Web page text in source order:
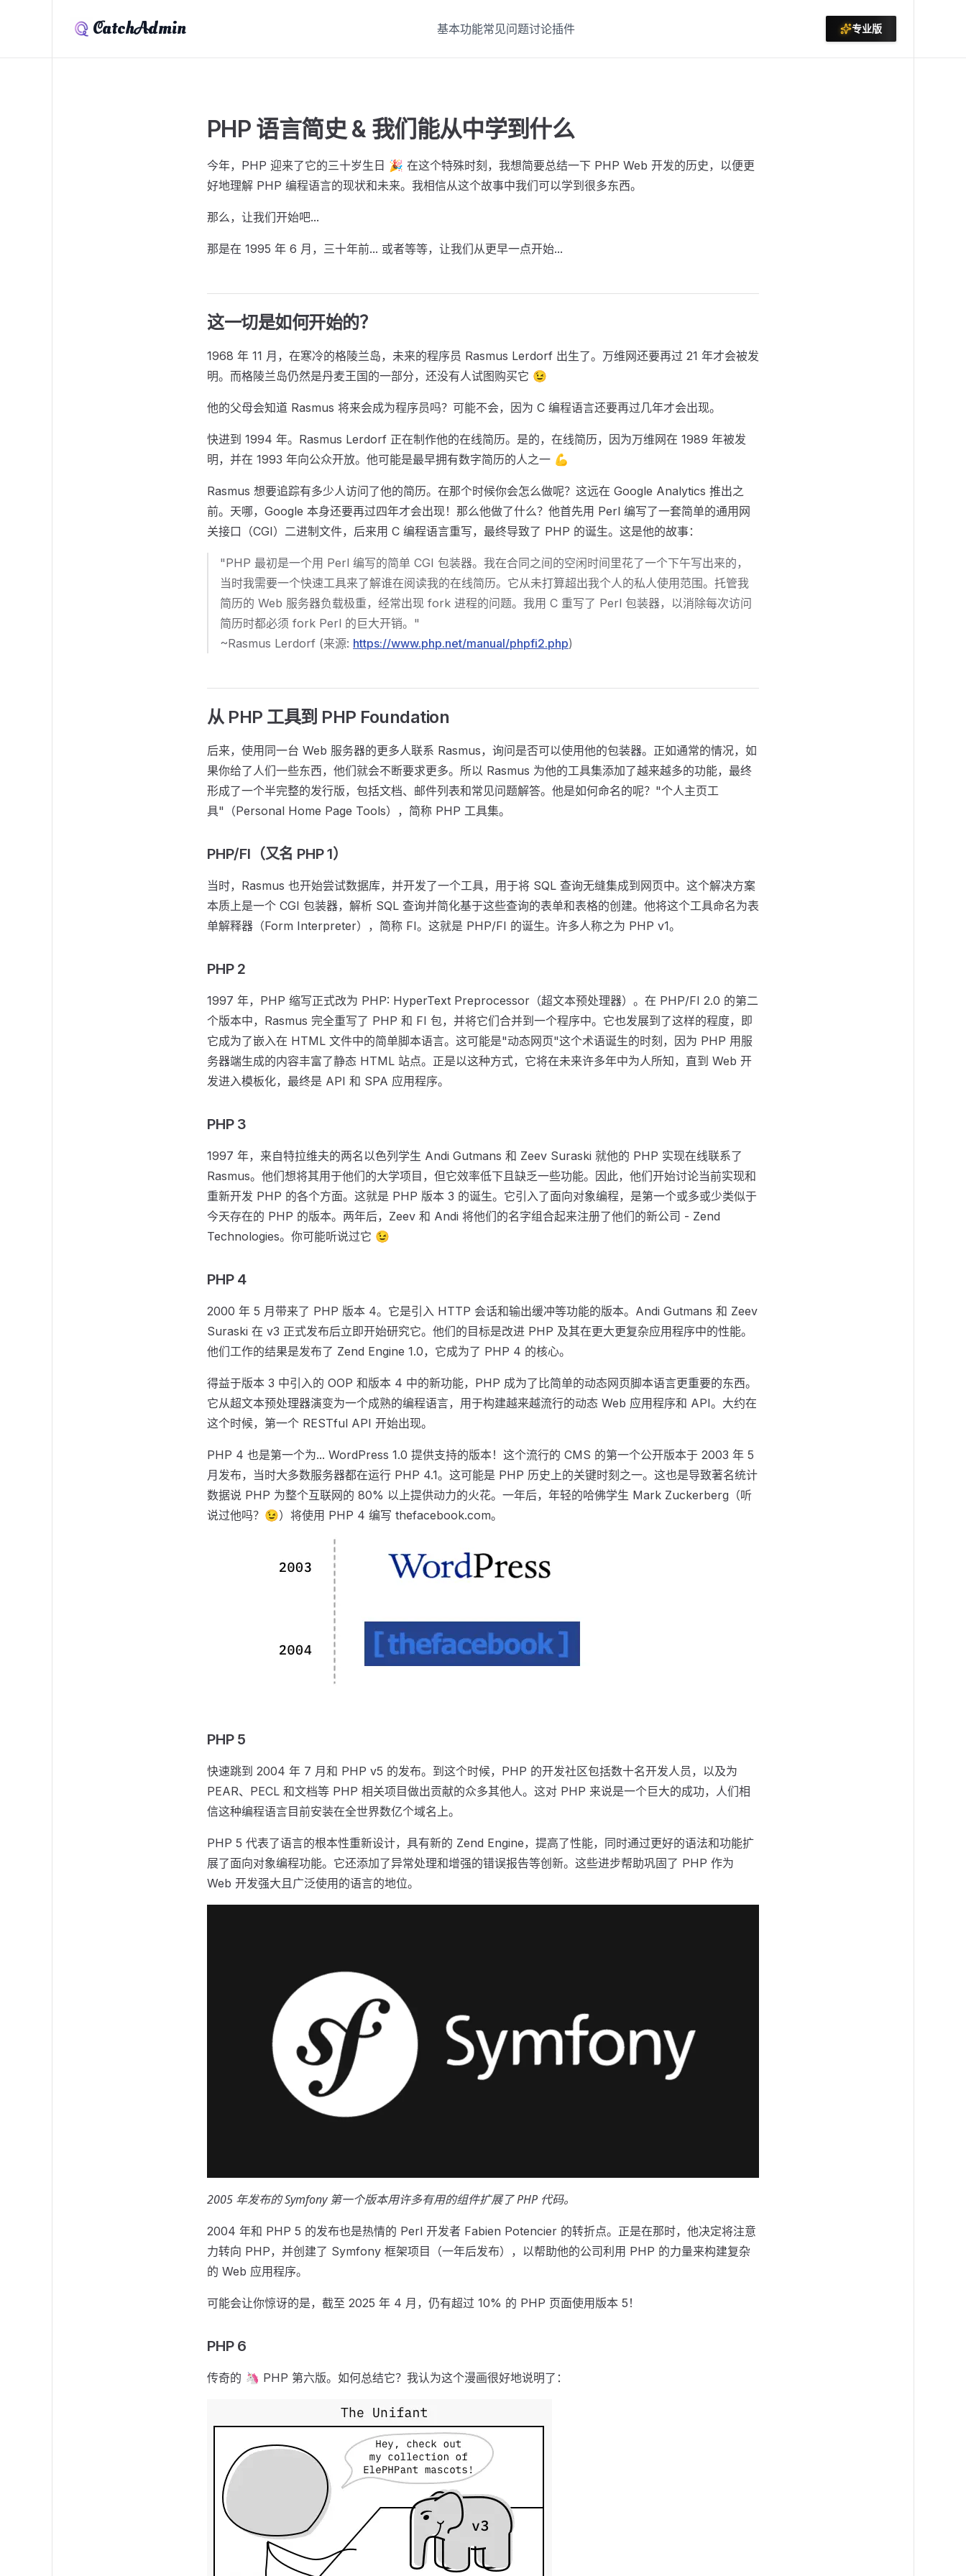
CatchAdmin 基本功能常见问题讨论插件 专业版
PHP 语言简史 & 我们能从中学到什么
今年，PHP 迎来了它的三十岁生日 🎉 在这个特殊时刻，我想简要总结一下 PHP Web 开发的历史，以便更
好地理解 PHP 编程语言的现状和未来。我相信从这个故事中我们可以学到很多东西。
那么，让我们开始吧...
那是在 1995 年 6 月，三十年前... 或者等等，让我们从更早一点开始...
这一切是如何开始的？
1968 年 11 月，在寒冷的格陵兰岛，未来的程序员 Rasmus Lerdorf 出生了。万维网还要再过 21 年才会被发
明。而格陵兰岛仍然是丹麦王国的一部分，还没有人试图购买它 😉
他的父母会知道 Rasmus 将来会成为程序员吗？可能不会，因为 C 编程语言还要再过几年才会出现。
快进到 1994 年。Rasmus Lerdorf 正在制作他的在线简历。是的，在线简历，因为万维网在 1989 年被发
明，并在 1993 年向公众开放。他可能是最早拥有数字简历的人之一 💪
Rasmus 想要追踪有多少人访问了他的简历。在那个时候你会怎么做呢？这远在 Google Analytics 推出之
前。天哪，Google 本身还要再过四年才会出现！那么他做了什么？他首先用 Perl 编写了一套简单的通用网
关接口（CGI）二进制文件，后来用 C 编程语言重写，最终导致了 PHP 的诞生。这是他的故事：
"PHP 最初是一个用 Perl 编写的简单 CGI 包装器。我在合同之间的空闲时间里花了一个下午写出来的，
当时我需要一个快速工具来了解谁在阅读我的在线简历。它从未打算超出我个人的私人使用范围。托管我
简历的 Web 服务器负载极重，经常出现 fork 进程的问题。我用 C 重写了 Perl 包装器，以消除每次访问
简历时都必须 fork Perl 的巨大开销。"
~Rasmus Lerdorf (来源: https://www.php.net/manual/phpfi2.php)
从 PHP 工具到 PHP Foundation
后来，使用同一台 Web 服务器的更多人联系 Rasmus，询问是否可以使用他的包装器。正如通常的情况，如
果你给了人们一些东西，他们就会不断要求更多。所以 Rasmus 为他的工具集添加了越来越多的功能，最终
形成了一个半完整的发行版，包括文档、邮件列表和常见问题解答。他是如何命名的呢？"个人主页工
具"（Personal Home Page Tools），简称 PHP 工具集。
PHP/FI（又名 PHP 1）
当时，Rasmus 也开始尝试数据库，并开发了一个工具，用于将 SQL 查询无缝集成到网页中。这个解决方案
本质上是一个 CGI 包装器，解析 SQL 查询并简化基于这些查询的表单和表格的创建。他将这个工具命名为表
单解释器（Form Interpreter），简称 FI。这就是 PHP/FI 的诞生。许多人称之为 PHP v1。
PHP 2
1997 年，PHP 缩写正式改为 PHP: HyperText Preprocessor（超文本预处理器）。在 PHP/FI 2.0 的第二
个版本中，Rasmus 完全重写了 PHP 和 FI 包，并将它们合并到一个程序中。它也发展到了这样的程度，即
它成为了嵌入在 HTML 文件中的简单脚本语言。这可能是"动态网页"这个术语诞生的时刻，因为 PHP 用服
务器端生成的内容丰富了静态 HTML 站点。正是以这种方式，它将在未来许多年中为人所知，直到 Web 开
发进入模板化，最终是 API 和 SPA 应用程序。
PHP 3
1997 年，来自特拉维夫的两名以色列学生 Andi Gutmans 和 Zeev Suraski 就他的 PHP 实现在线联系了
Rasmus。他们想将其用于他们的大学项目，但它效率低下且缺乏一些功能。因此，他们开始讨论当前实现和
重新开发 PHP 的各个方面。这就是 PHP 版本 3 的诞生。它引入了面向对象编程，是第一个或多或少类似于
今天存在的 PHP 的版本。两年后，Zeev 和 Andi 将他们的名字组合起来注册了他们的新公司 - Zend
Technologies。你可能听说过它 😉
PHP 4
2000 年 5 月带来了 PHP 版本 4。它是引入 HTTP 会话和输出缓冲等功能的版本。Andi Gutmans 和 Zeev
Suraski 在 v3 正式发布后立即开始研究它。他们的目标是改进 PHP 及其在更大更复杂应用程序中的性能。
他们工作的结果是发布了 Zend Engine 1.0，它成为了 PHP 4 的核心。
得益于版本 3 中引入的 OOP 和版本 4 中的新功能，PHP 成为了比简单的动态网页脚本语言更重要的东西。
它从超文本预处理器演变为一个成熟的编程语言，用于构建越来越流行的动态 Web 应用程序和 API。大约在
这个时候，第一个 RESTful API 开始出现。
PHP 4 也是第一个为... WordPress 1.0 提供支持的版本！这个流行的 CMS 的第一个公开版本于 2003 年 5
月发布，当时大多数服务器都在运行 PHP 4.1。这可能是 PHP 历史上的关键时刻之一。这也是导致著名统计
数据说 PHP 为整个互联网的 80% 以上提供动力的火花。一年后，年轻的哈佛学生 Mark Zuckerberg（听
说过他吗？😉）将使用 PHP 4 编写 thefacebook.com。
PHP 5
快速跳到 2004 年 7 月和 PHP v5 的发布。到这个时候，PHP 的开发社区包括数十名开发人员，以及为
PEAR、PECL 和文档等 PHP 相关项目做出贡献的众多其他人。这对 PHP 来说是一个巨大的成功，人们相
信这种编程语言目前安装在全世界数亿个域名上。
PHP 5 代表了语言的根本性重新设计，具有新的 Zend Engine，提高了性能，同时通过更好的语法和功能扩
展了面向对象编程功能。它还添加了异常处理和增强的错误报告等创新。这些进步帮助巩固了 PHP 作为
Web 开发强大且广泛使用的语言的地位。
2005 年发布的 Symfony 第一个版本用许多有用的组件扩展了 PHP 代码。
2004 年和 PHP 5 的发布也是热情的 Perl 开发者 Fabien Potencier 的转折点。正是在那时，他决定将注意
力转向 PHP，并创建了 Symfony 框架项目（一年后发布），以帮助他的公司利用 PHP 的力量来构建复杂
的 Web 应用程序。
可能会让你惊讶的是，截至 2025 年 4 月，仍有超过 10% 的 PHP 页面使用版本 5！
PHP 6
传奇的 🦄 PHP 第六版。如何总结它？我认为这个漫画很好地说明了：